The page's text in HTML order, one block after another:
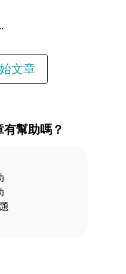
文章
幫助嗎？